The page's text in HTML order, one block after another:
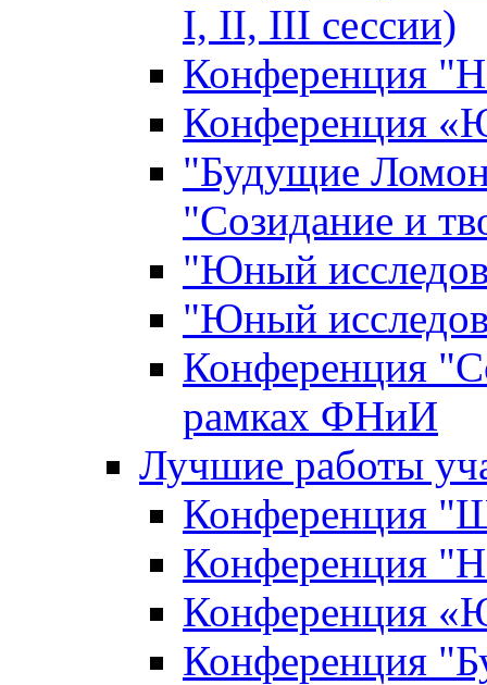
I, II, III сессии)
Конференция
Конференция
"Будущие
"Созидание и
"Юный
"Юный
Конференция
рамках ФНиИ
Лучшие работы
Конференция
Конференция
Конференция
Конференция